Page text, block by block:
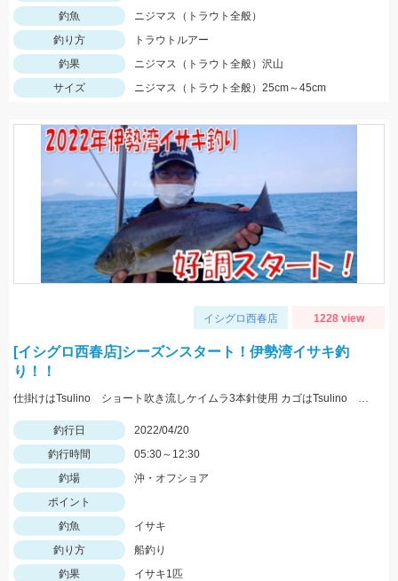
釣魚
ニジマス（トラウト全般）
釣り方
トラウトルアー
釣果
ニジマス（トラウト全般）沢山
サイズ
ニジマス（トラウト全般）25cm～45cm
イシグロ西春店 1228 view
[イシグロ西春店]シーズンスタート！伊勢湾イサキ釣
り！！
仕掛けはTsulino ショート吹き流しケイムラ3本針使用 カゴはTsulino ケイムラサビキロケット 棒付き使用 ケイムラの組み合わせで集魚力抜群！
釣行日
2022/04/20
釣行時間
05:30～12:30
釣場
沖・オフショア
ポイント
釣魚
イサキ
釣り方
船釣り
釣果
イサキ1匹